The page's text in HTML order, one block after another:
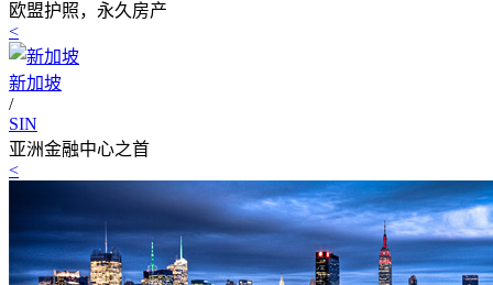
欧盟护照，永久房产
<
新加坡
/
SIN
亚洲金融中心之首
<